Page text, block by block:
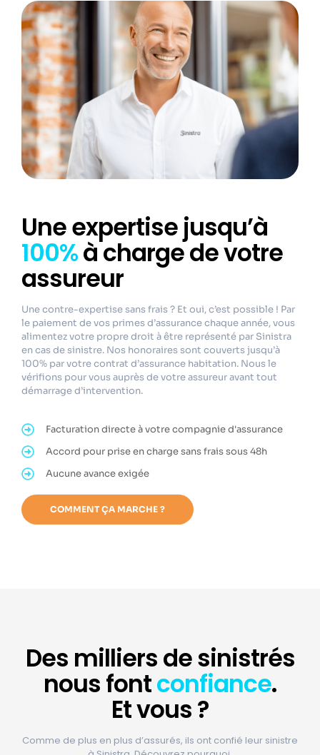
Une expertise jusqu’à
100%à charge de votre
assureur
Une contre-expertise sans frais ? Et oui, c’est possible ! Par
le paiement de vos primes d’assurance chaque année, vous
alimentez votre propre droit à être représenté par Sinistra
en cas de sinistre. Nos honoraires sont couverts jusqu’à
100% par votre contrat d’assurance habitation. Nous le
vérifions pour vous auprès de votre assureur avant tout
démarrage d’intervention.
Facturation directe à votre compagnie d'assurance
Accord pour prise en charge sans frais sous 48h
Aucune avance exigée
COMMENT ÇA MARCHE ?
Des milliersde sinistrés
nous fontconfiance.
Et vous ?
Comme de plus en plus d’assurés, ils ont confié leur sinistre